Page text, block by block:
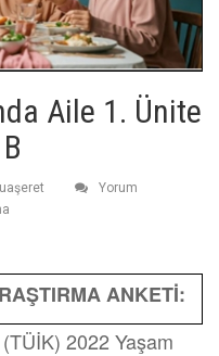
Aile 1. Ünite
Yorum
ANKETİ:
2022 Yaşam